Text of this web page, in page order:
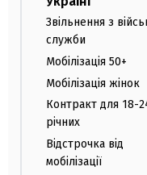
Звільнення з
служби
Мобілізація 50+
Мобілізація жінок
Контракт для 18-
річних
Відстрочка від
мобілізації